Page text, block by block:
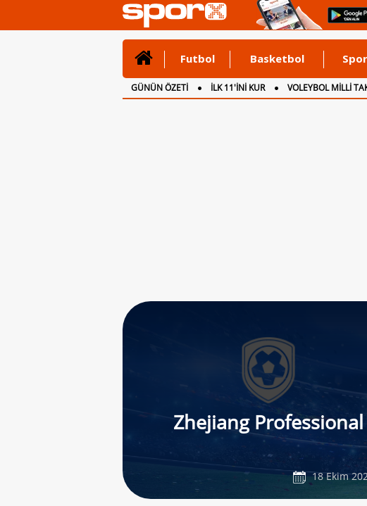
Futbol Basketbol
GÜNÜN ÖZETİ İLK 11'İNİ KUR VOLEYBOL MİLLİ
CANLI ANLATIM
İNGİLTERE
Zhejiang Professional
18 Ekim